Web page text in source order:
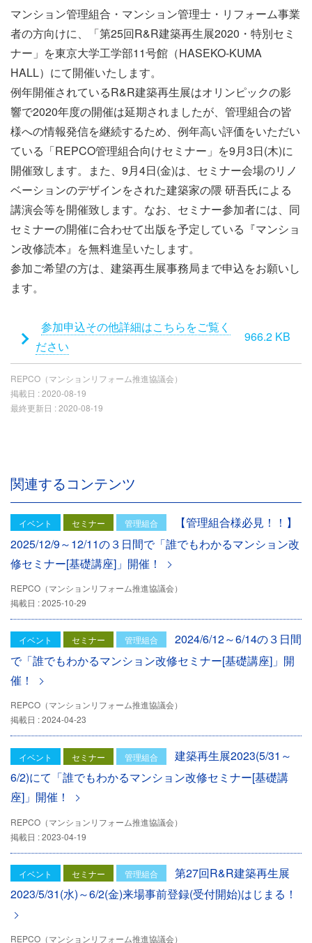
マンション管理組合・マンション管理士・リフォーム事業
者の方向けに、「第25回R&R建築再生展2020・特別セミ
ナー」を東京大学工学部11号館（HASEKO-KUMA
HALL）にて開催いたします。
例年開催されているR&R建築再生展はオリンピックの影
響で2020年度の開催は延期されましたが、管理組合の皆
様への情報発信を継続するため、例年高い評価をいただい
ている「REPCO管理組合向けセミナー」を9月3日(木)に
開催致します。また、9月4日(金)は、セミナー会場のリノ
ベーションのデザインをされた建築家の隈 研吾氏による
講演会等を開催致します。なお、セミナー参加者には、同
セミナーの開催に合わせて出版を予定している『マンショ
ン改修読本』を無料進呈いたします。
参加ご希望の方は、建築再生展事務局まで申込をお願いし
ます。
フ
ァ
イ
参加申込その他詳細はこちらをご覧く
ださい
966.2 KB
REPCO（マンションリフォーム推進協議会）
掲載日 :2020-08-19
最終更新日 :2020-08-19
関連するコンテンツ
イベント セミナー 管理組合
【管理組合様必見！！】
2025/12/9～12/11の３日間で「誰でもわかるマンション改
修セミナー[基礎講座]」開催！
REPCO（マンションリフォーム推進協議会）
掲載日 : 2025-10-29
イベント セミナー 管理組合
2024/6/12～6/14の３日間
で「誰でもわかるマンション改修セミナー[基礎講座]」開
催！
REPCO（マンションリフォーム推進協議会）
掲載日 : 2024-04-23
イベント セミナー 管理組合
建築再生展2023(5/31～
6/2)にて「誰でもわかるマンション改修セミナー[基礎講
座]」開催！
REPCO（マンションリフォーム推進協議会）
掲載日 : 2023-04-19
イベント セミナー 管理組合
第27回R&R建築再生展
2023/5/31(水)～6/2(金)来場事前登録(受付開始)はじまる！
REPCO（マンションリフォーム推進協議会）